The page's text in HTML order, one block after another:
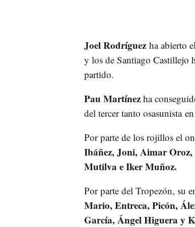
Joel Rodríguez ha abierto
y los de Santiago Castillejo
partido.
Pau Martínez ha
del tercer tanto osasunista
Por parte de los rojillos el
Ibáñez, Joni, Aimar
Mutilva e Iker Muñoz.
Por parte del Tropezón, su
Mario, Entreca, Picón,
García, Ángel Higuera y